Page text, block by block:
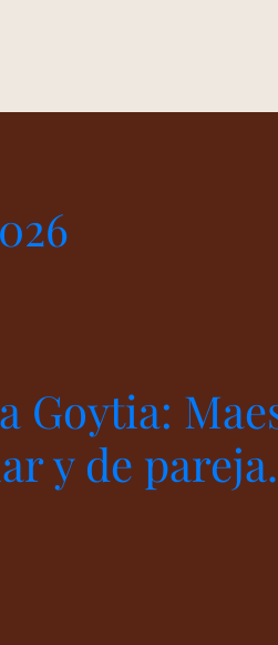
Goytia:
y de pareja.